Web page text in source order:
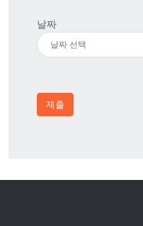
날짜
제출